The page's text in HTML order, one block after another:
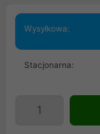
Wysyłkowa:
Stacjonarna: